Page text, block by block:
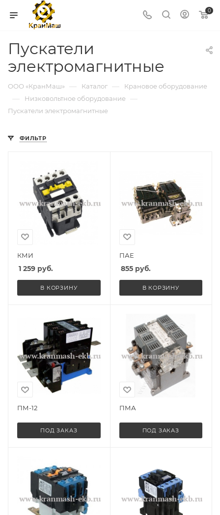
0
Пускатели
электромагнитные
ООО «КранМаш» — Каталог — Крановое оборудование
— Низковольтное оборудование —
Пускатели электромагнитные
ФИЛЬТР
КМИ
1 259 руб.
В КОРЗИНУ
ПАЕ
855руб.
В КОРЗИНУ
ПМ-12
ПОД ЗАКАЗ
ПМА
ПОД ЗАКАЗ